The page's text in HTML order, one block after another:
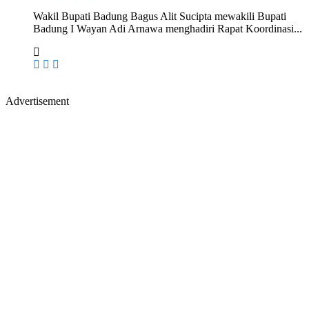
Wakil Bupati Badung Bagus Alit Sucipta mewakili Bupati
Badung I Wayan Adi Arnawa menghadiri Rapat Koordinasi...
Advertisement